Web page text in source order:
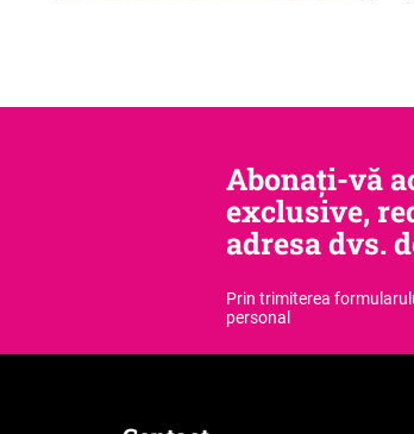
Abonați-vă
exclusive,
adresa dvs.
Prin trimiterea
personal